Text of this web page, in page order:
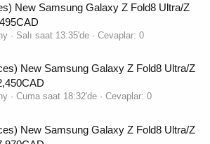
New Samsung Galaxy Z Fold8 Ultra/Z
Salı saat 13:35'de
Cevaplar: 0
New Samsung Galaxy Z Fold8 Ultra/Z
Cuma saat 18:32'de
Cevaplar: 0
New Samsung Galaxy Z Fold8 Ultra/Z